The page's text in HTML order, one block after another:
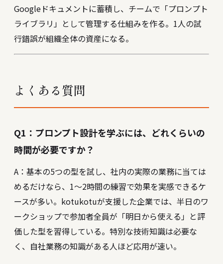
Googleドキュメントに蓄積し、チームで「プロンプト
ライブラリ」として管理する仕組みを作る。1人の試
行錯誤が組織全体の資産になる。
よくある質問
Q1：プロンプト設計を学ぶには、どれくらいの
時間が必要ですか？
A：基本の5つの型を試し、社内の実際の業務に当ては
めるだけなら、1〜2時間の練習で効果を実感できるケ
ースが多い。kotukotuが支援した企業では、半日のワ
ークショップで参加者全員が「明日から使える」と評
価した型を習得している。特別な技術知識は必要な
く、自社業務の知識がある人ほど応用が速い。